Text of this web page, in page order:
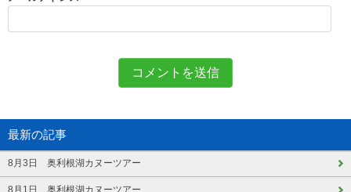
最新の記事
8月3日 奥利根湖カヌーツアー
8月1日 奥利根湖カヌーツアー